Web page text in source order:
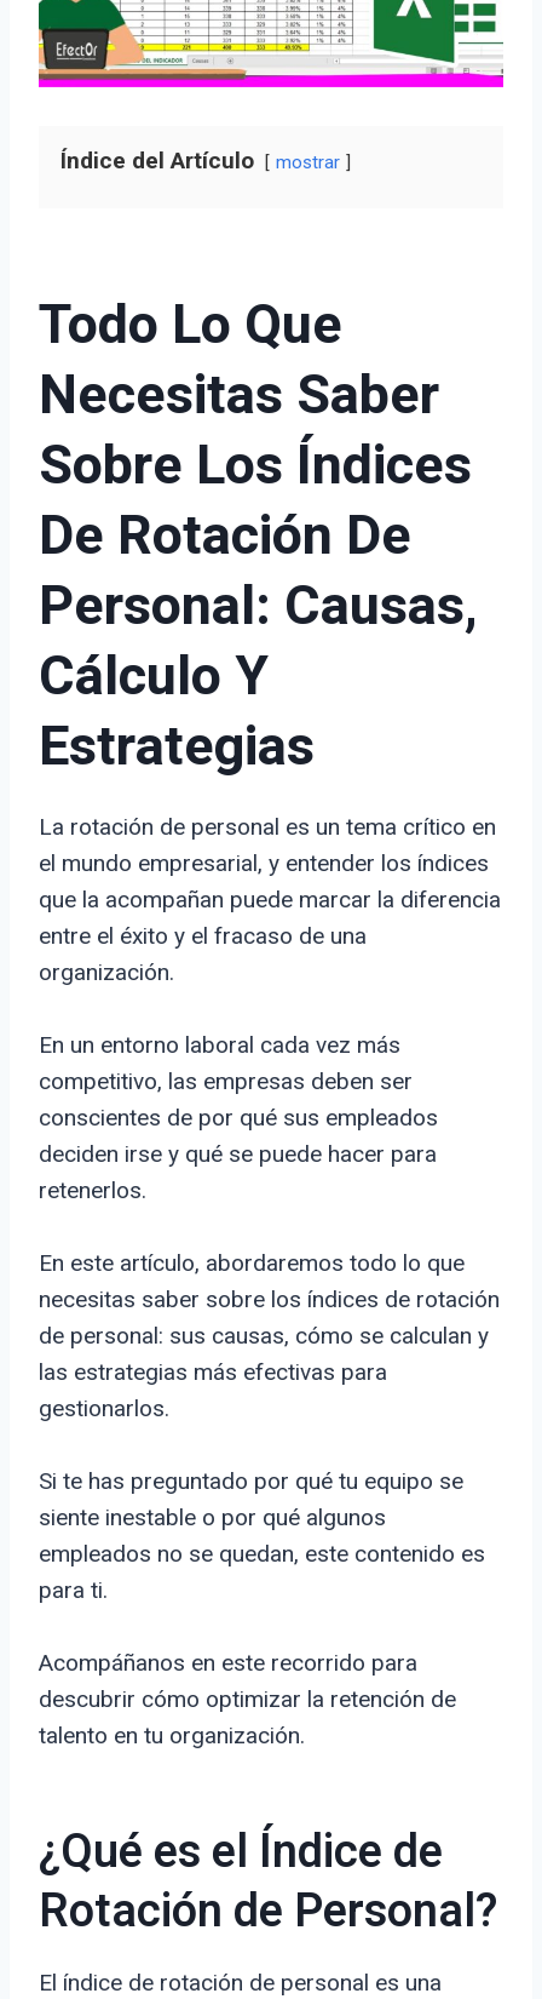
Índice del Artículo mostrar
Todo Lo Que
Necesitas Saber
Sobre Los Índices
De Rotación De
Personal: Causas,
Cálculo Y
Estrategias
La rotación de personal es un tema crítico en
el mundo empresarial, y entender los índices
que la acompañan puede marcar la diferencia
entre el éxito y el fracaso de una
organización.
En un entorno laboral cada vez más
competitivo, las empresas deben ser
conscientes de por qué sus empleados
deciden irse y qué se puede hacer para
retenerlos.
En este artículo, abordaremos todo lo que
necesitas saber sobre los índices de rotación
de personal: sus causas, cómo se calculan y
las estrategias más efectivas para
gestionarlos.
Si te has preguntado por qué tu equipo se
siente inestable o por qué algunos
empleados no se quedan, este contenido es
para ti.
Acompáñanos en este recorrido para
descubrir cómo optimizar la retención de
talento en tu organización.
¿Qué es el Índice de
Rotación de Personal?
El índice de rotación de personal es una